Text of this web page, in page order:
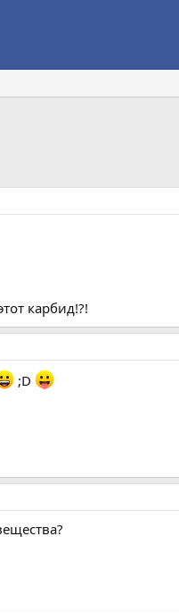
карбид!?!
;D